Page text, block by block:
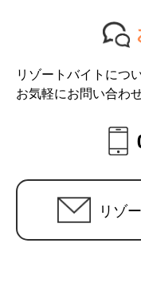
リゾートバイトにつ
お気軽にお問い合わ
リゾ